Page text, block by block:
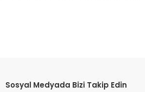
Sosyal Medyada Bizi Takip Edin